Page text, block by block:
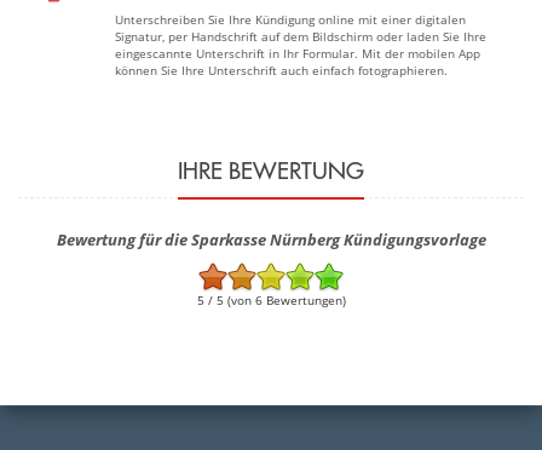
Unterschreiben Sie Ihre Kündigung online mit einer digitalen
Signatur, per Handschrift auf dem Bildschirm oder laden Sie Ihre
eingescannte Unterschrift in Ihr Formular. Mit der mobilen App
können Sie Ihre Unterschrift auch einfach fotographieren.
IHRE BEWERTUNG
Bewertung für die Sparkasse Nürnberg Kündigungsvorlage
5 / 5 (von 6 Bewertungen)